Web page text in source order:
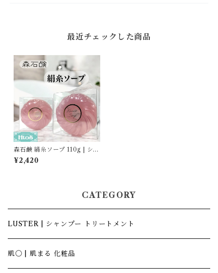
最近チェックした商品
森石鹸 絹糸ソープ 110g | シル
クエキス配合 石鹸 ギフト おし
ゃれ
¥2,420
CATEGORY
LUSTER | シャンプー トリートメント
肌〇 | 肌まる 化粧品